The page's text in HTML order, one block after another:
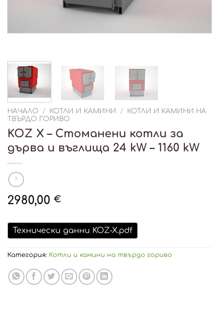
НАЧАЛО / КОТЛИ И КАМИНИ /
КОТЛИ И КАМИНИ НА
ТВЪРДО ГОРИВО
KOZ X – Стоманени котли за
дърва и въглища 24 kW – 1160 kW
2980,00 €
Технически данни KOZ-X.pdf
Категория: Котли и камини на твърдо гориво